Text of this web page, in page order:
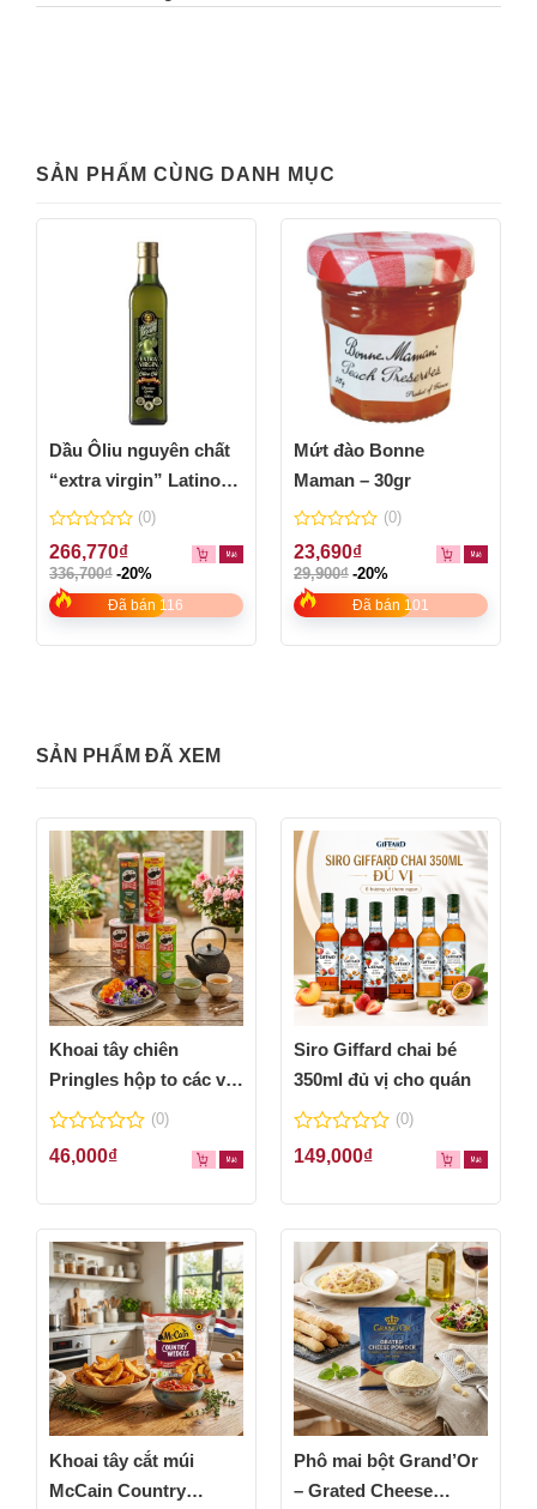
SẢN PHẨM CÙNG DANH MỤC
Dầu Ôliu nguyên chất
“extra virgin” Latino
Bella – chai 0,5L
0
out
of
5
(0)
266,770₫
336,700₫ -20%
Đã bán 116
Mứt đào Bonne
Maman – 30gr
0
out
of
5
(0)
23,690₫
29,900₫ -20%
Đã bán 101
SẢN PHẨM ĐÃ XEM
Khoai tây chiên
Pringles hộp to các vị
thơm ngon
0
out
5
(0)
46,000₫
Siro Giffard chai bé
350ml đủ vị cho quán
0
out
5
(0)
149,000₫
Khoai tây cắt múi
McCain Country
Phô mai bột Grand’Or
– Grated Cheese